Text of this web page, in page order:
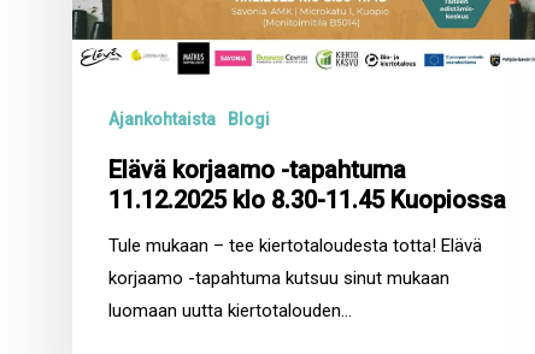
8.30-
11.45
Ajankohtaista Blogi
Elävä korjaamo -tapahtuma
11.12.2025 klo 8.30-11.45 Kuopiossa
Tule mukaan – tee kiertotaloudesta totta! Elävä
korjaamo -tapahtuma kutsuu sinut mukaan
luomaan uutta kiertotalouden…